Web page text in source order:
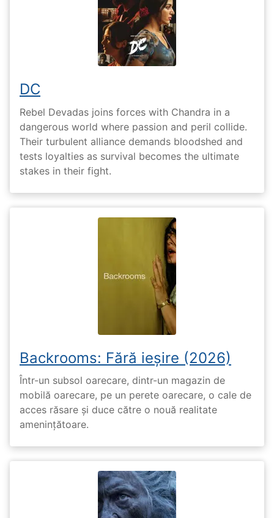
DC
Rebel Devadas joins forces with Chandra in a
dangerous world where passion and peril collide.
Their turbulent alliance demands bloodshed and
tests loyalties as survival becomes the ultimate
stakes in their fight.
Backrooms: Fără ieșire (2026)
Într-un subsol oarecare, dintr-un magazin de
mobilă oarecare, pe un perete oarecare, o cale de
acces răsare și duce către o nouă realitate
amenințătoare.